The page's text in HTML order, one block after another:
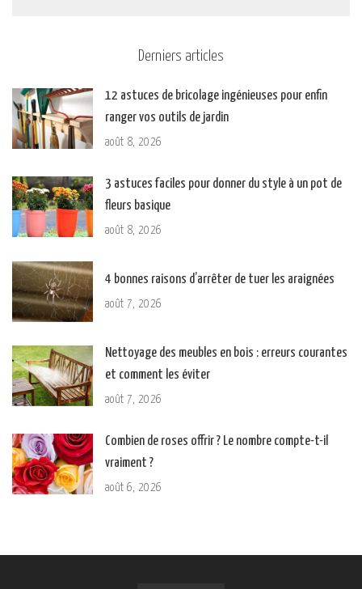
Derniers articles
12 astuces de bricolage ingénieuses pour enfin
ranger vos outils de jardin
août 8, 2026
3 astuces faciles pour donner du style à un pot de
fleurs basique
août 8, 2026
4 bonnes raisons d’arrêter de tuer les araignées
août 7, 2026
Nettoyage des meubles en bois : erreurs courantes
et comment les éviter
août 7, 2026
Combien de roses offrir ? Le nombre compte-t-il
vraiment ?
août 6, 2026